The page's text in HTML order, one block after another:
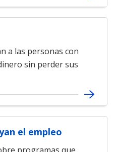
a las personas con
sin perder sus
el empleo